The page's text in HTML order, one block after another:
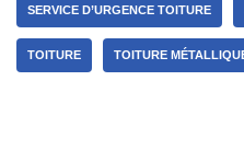
SERVICE D’URGENCE TOITURE
TOITURE TOITURE